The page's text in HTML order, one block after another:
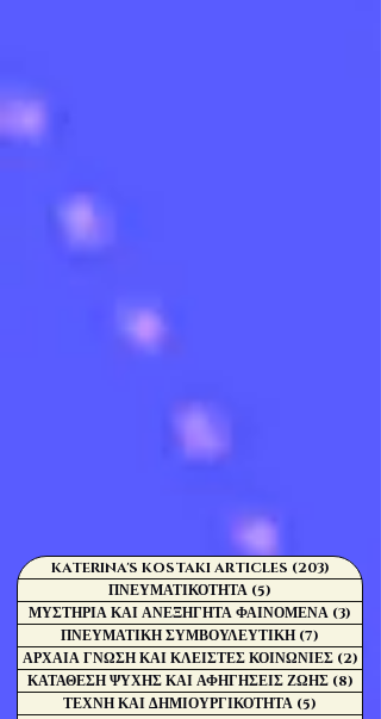
KATERINA'S KOSTAKI ARTICLES (203) 203
ΠΝΕΥΜΑΤΙΚΟΤΗΤΑ (5)
ΜΥΣΤΗΡΙΑ ΚΑΙ ΑΝΕΞΗΓΗΤΑ ΦΑΙΝΟΜΕΝΑ (3)
ΠΝΕΥΜΑΤΙΚΗ ΣΥΜΒΟΥΛΕΥΤΙΚΗ (7)
ΑΡΧΑΙΑ ΓΝΩΣΗ ΚΑΙ ΚΛΕΙΣΤΕΣ ΚΟΙΝΩΝΙΕΣ (2)
ΚΑΤΑΘΕΣΗ ΨΥΧΗΣ ΚΑΙ ΑΦΗΓΗΣΕΙΣ ΖΩΗΣ (8)
ΤΕΧΝΗ ΚΑΙ ΔΗΜΙΟΥΡΓΙΚΟΤΗΤΑ (5)